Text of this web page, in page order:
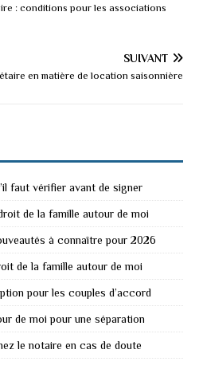
: conditions pour les associations
SUIVANT
en matière de location saisonnière
faut vérifier avant de signer
de la famille autour de moi
à connaître pour 2026
de la famille autour de moi
pour les couples d’accord
de moi pour une séparation
le notaire en cas de doute